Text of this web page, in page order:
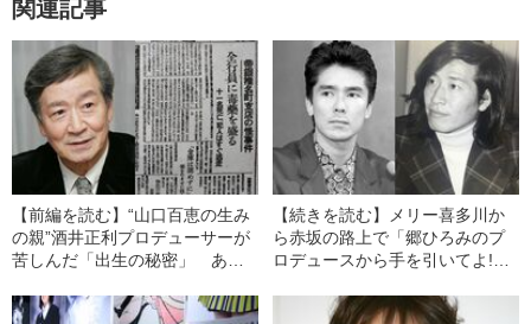
関連記事
【前編を読む】“山口百恵の生み
の親”酒井正利プロデューサーが
苦しんだ「出生の秘密」 あ
は？
【続きを読む】メリー喜多川か
ら赤坂の路上で「郷ひろみのプ
ロデュースから手を引いてよ!」
が明かしたジャニーズとの“暗